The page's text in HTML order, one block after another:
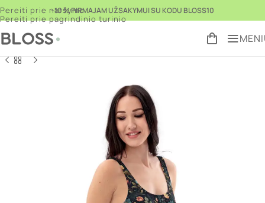
Pereiti prie naršymo
Pereiti prie pagrindinio turinio
–10 % PIRMAJAM UŽSAKYMUI SU KODU BLOSS10
Pradžia/ Parduotuvė Maudymosi kostiumėliai